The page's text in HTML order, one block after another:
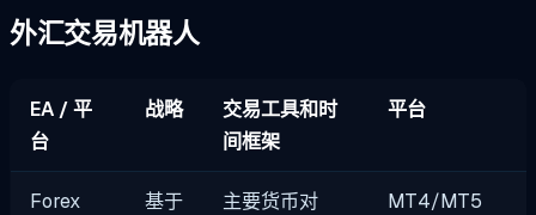
外汇交易机器人
EA / 平
台
战略
交易工具和时
间框架
平台
Forex
基于
主要货币对
MT4/MT5